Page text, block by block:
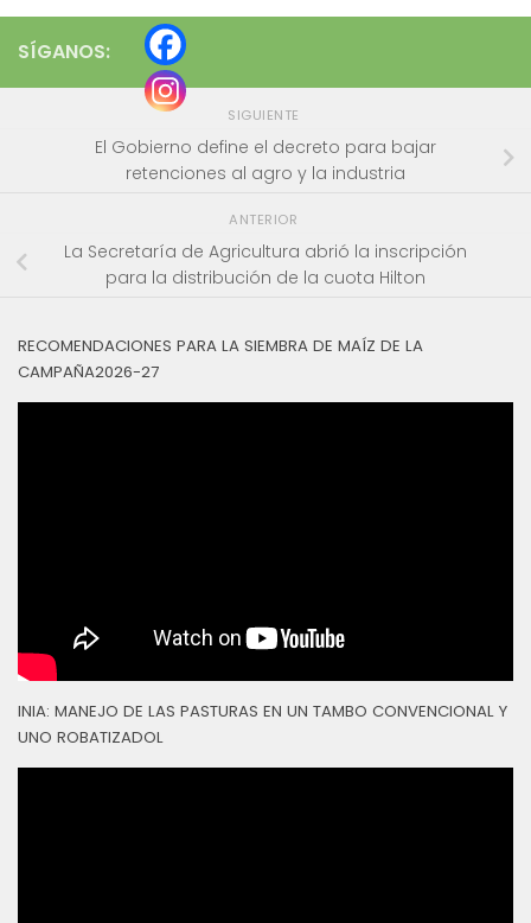
SÍGANOS:
SIGUIENTE
El Gobierno define el decreto para bajar
retenciones al agro y la industria
ANTERIOR
La Secretaría de Agricultura abrió la inscripción
para la distribución de la cuota Hilton
RECOMENDACIONES PARA LA SIEMBRA DE MAÍZ DE LA
CAMPAÑA2026-27
INIA: MANEJO DE LAS PASTURAS EN UN TAMBO CONVENCIONAL Y
UNO ROBATIZADOL